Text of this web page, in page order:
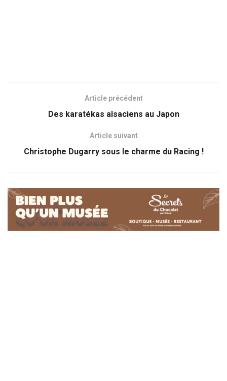
Article précédent
Des karatékas alsaciens au Japon
Article suivant
Christophe Dugarry sous le charme du Racing !